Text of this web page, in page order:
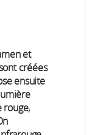
et
créées
ensuite
rouge,